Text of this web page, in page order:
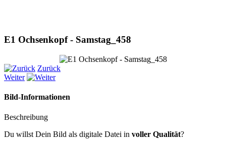
E1 Ochsenkopf - Samstag_458
Zurück
Weiter
Bild-Informationen
Beschreibung
Du willst Dein Bild als digitale Datei in voller Qualität?